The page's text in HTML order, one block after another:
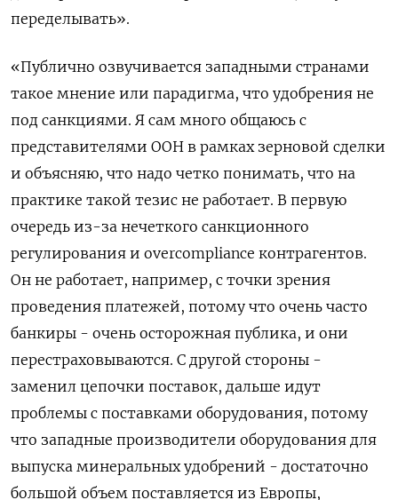
переделывать».
«Публично озвучивается западными странами
такое мнение или парадигма, что удобрения не
под санкциями. Я сам много общаюсь с
представителями ООН в рамках зерновой сделки
и объясняю, что надо четко понимать, что на
практике такой тезис не работает. В первую
очередь из-за нечеткого санкционного
регулирования и overcompliance контрагентов.
Он не работает, например, с точки зрения
проведения платежей, потому что очень часто
банкиры - очень осторожная публика, и они
перестраховываются. С другой стороны -
заменил цепочки поставок, дальше идут
проблемы с поставками оборудования, потому
что западные производители оборудования для
выпуска минеральных удобрений - достаточно
большой объем поставляется из Европы,